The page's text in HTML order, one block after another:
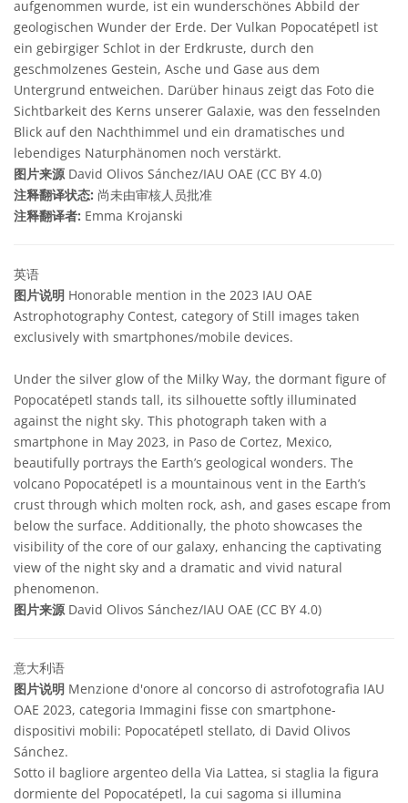
aufgenommen wurde, ist ein wunderschönes Abbild der
geologischen Wunder der Erde. Der Vulkan Popocatépetl ist
ein gebirgiger Schlot in der Erdkruste, durch den
geschmolzenes Gestein, Asche und Gase aus dem
Untergrund entweichen. Darüber hinaus zeigt das Foto die
Sichtbarkeit des Kerns unserer Galaxie, was den fesselnden
Blick auf den Nachthimmel und ein dramatisches und
lebendiges Naturphänomen noch verstärkt.
图片来源 David Olivos Sánchez/IAU OAE (CC BY 4.0)
注释翻译状态: 尚未由审核人员批准
注释翻译者: Emma Krojanski
英语
图片说明 Honorable mention in the 2023 IAU OAE
Astrophotography Contest, category of Still images taken
exclusively with smartphones/mobile devices.
Under the silver glow of the Milky Way, the dormant figure of
Popocatépetl stands tall, its silhouette softly illuminated
against the night sky. This photograph taken with a
smartphone in May 2023, in Paso de Cortez, Mexico,
beautifully portrays the Earth’s geological wonders. The
volcano Popocatépetl is a mountainous vent in the Earth’s
crust through which molten rock, ash, and gases escape from
below the surface. Additionally, the photo showcases the
visibility of the core of our galaxy, enhancing the captivating
view of the night sky and a dramatic and vivid natural
phenomenon.
图片来源 David Olivos Sánchez/IAU OAE (CC BY 4.0)
意大利语
图片说明 Menzione d'onore al concorso di astrofotografia IAU
OAE 2023, categoria Immagini fisse con smartphone-
dispositivi mobili: Popocatépetl stellato, di David Olivos
Sánchez.
Sotto il bagliore argenteo della Via Lattea, si staglia la figura
dormiente del Popocatépetl, la cui sagoma si illumina